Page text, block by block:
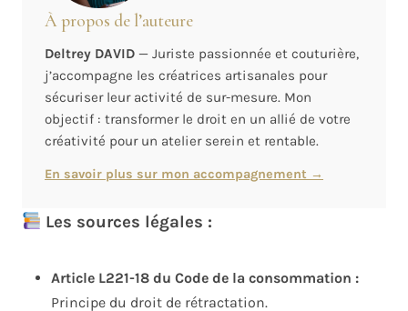
À propos de l’auteure
Deltrey DAVID — Juriste passionnée et couturière,
j’accompagne les créatrices artisanales pour
sécuriser leur activité de sur-mesure. Mon
objectif : transformer le droit en un allié de votre
créativité pour un atelier serein et rentable.
En savoir plus sur mon accompagnement →
Les sources légales :
Article L221-18 du Code de la consommation :
Principe du droit de rétractation.